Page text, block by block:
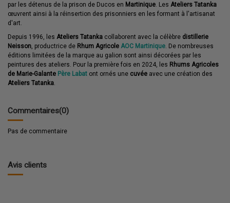
par les détenus de la prison de Ducos en Martinique . Les Ateliers Tatanka
œuvrent ainsi à la réinsertion des prisonniers en les formant à l'artisanat
d'art.
Depuis 1996, les Ateliers Tatanka collaborent avec la célèbre distillerie
Neisson, productrice de Rhum Agricole AOC Martinique. De nombreuses
éditions limitées de la marque au galion sont ainsi décorées par les
peintures des ateliers. Pour la première fois en 2024, les Rhums Agricoles
de Marie-Galante Père Labat ont ornés une cuvée avec une création des
Ateliers Tatanka.
Commentaires(0)
Pas de commentaire
Avis clients